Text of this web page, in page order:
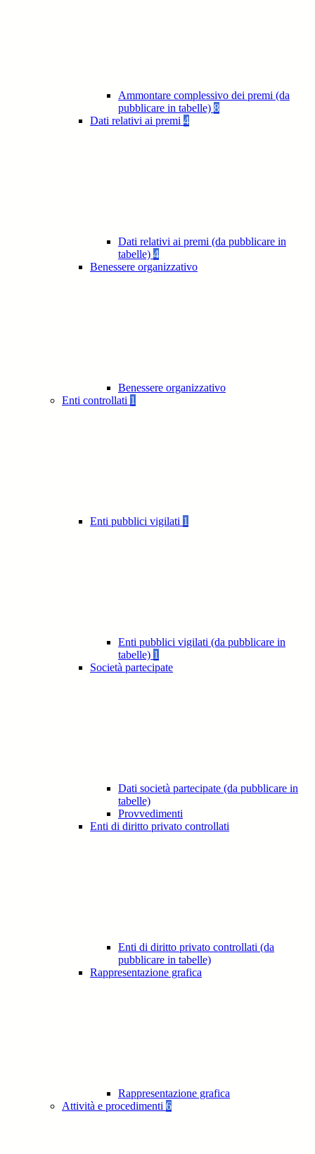
Ammontare complessivo dei premi (da
pubblicare in tabelle) 8
Dati relativi ai premi 4
Dati relativi ai premi (da pubblicare in
tabelle) 4
Benessere organizzativo
Benessere organizzativo
Enti controllati 1
Enti pubblici vigilati 1
Enti pubblici vigilati (da pubblicare in
tabelle) 1
Società partecipate
Dati società partecipate (da pubblicare in
tabelle)
Provvedimenti
Enti di diritto privato controllati
Enti di diritto privato controllati (da
pubblicare in tabelle)
Rappresentazione grafica
Rappresentazione grafica
Attività e procedimenti 6